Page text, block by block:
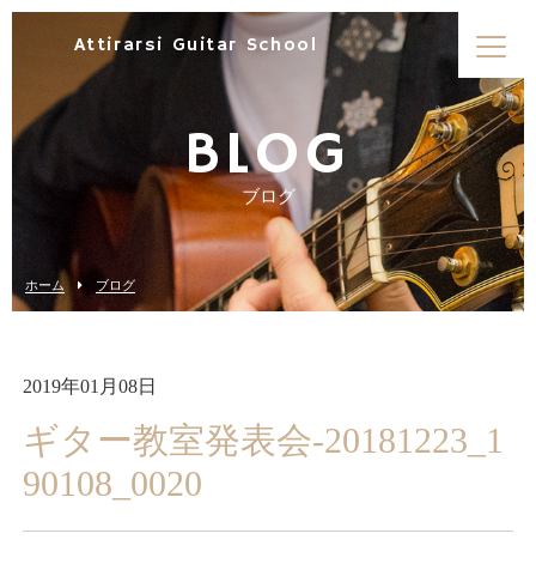
Attirarsi Guitar School
BLOG
ブログ
ホーム ブログ
2019年01月08日
ギター教室発表会-20181223_1
90108_0020